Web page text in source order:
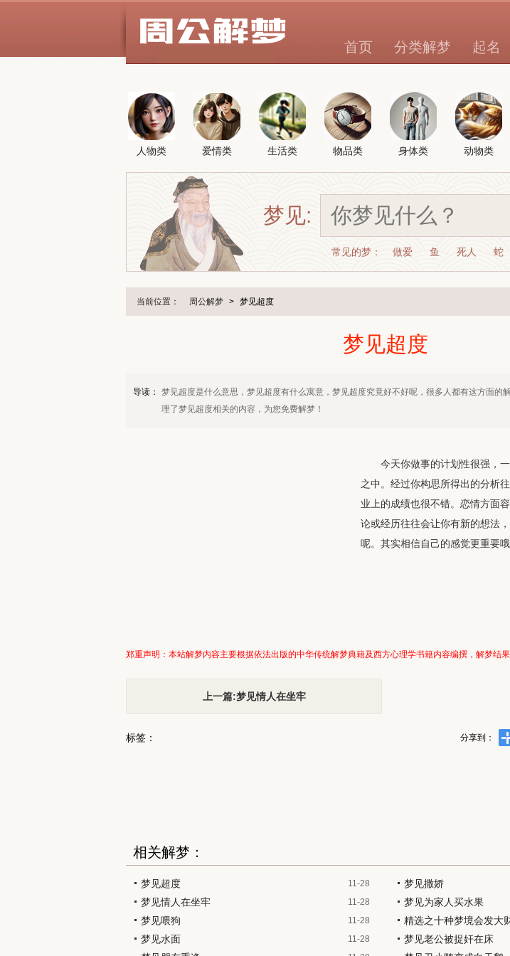
首页 分类解梦 起名
人物类 爱情类 生活类 物品类 身体类 动物类
梦见:
常见的梦： 做爱 鱼 死人 蛇
当前位置： 周公解梦 > 梦见超度
梦见超度
导读：
梦见超度是什么意思，梦见超度有什么寓意，梦见超度究竟好不好呢，很多人都有这方面的
理了梦见超度相关的内容，为您免费解梦！
今天你做事的计划性很强，
之中。经过你构思所得出的分析
业上的成绩也很不错。恋情方面
论或经历往往会让你有新的想法
呢。其实相信自己的感觉更重要哦
郑重声明：本站解梦内容主要根据依法出版的中华传统解梦典籍及西方心理学书籍内容编撰，解梦结
上一篇:梦见情人在坐牢
标签： 分享到：
相关解梦：
梦见超度 11-28 梦见撒娇
梦见情人在坐牢 11-28 梦见为家人买水果
梦见喂狗 11-28 精选之十种梦境会发大
梦见水面 11-28 梦见老公被捉奸在床